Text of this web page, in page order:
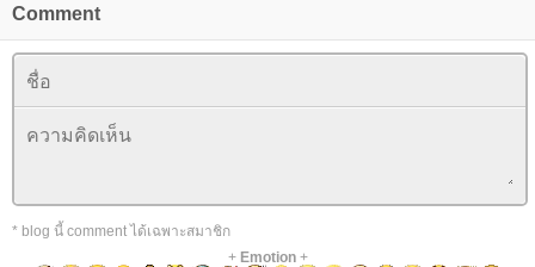
Comment
* blog นี้ comment ได้เฉพาะสมาชิก
+ Emotion+